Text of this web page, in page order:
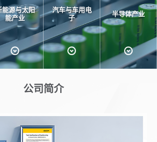
能源与太阳
能产业
汽车与车用电
子
半导体产业
公司简介